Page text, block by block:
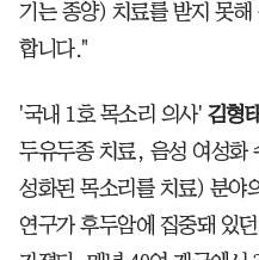
기는 종양) 치료를 받지 못
합니다."
'국내 1호 목소리 의사' 김형태
두유두종 치료, 음성 여성화
성화된 목소리를 치료) 분야
연구가 후두암에 집중돼 있